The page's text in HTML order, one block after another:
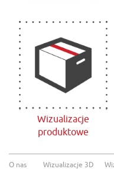
Wizualizacje
produktowe
O nas
Wizualizacje 3D